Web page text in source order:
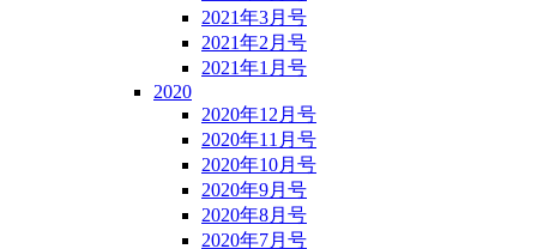
2021年3月号
2021年2月号
2021年1月号
2020
2020年12月号
2020年11月号
2020年10月号
2020年9月号
2020年8月号
2020年7月号